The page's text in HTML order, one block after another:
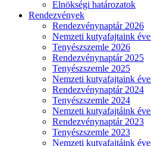
Elnökségi határozatok
Rendezvények
Rendezvénynaptár 2026
Nemzeti kutyafajtaink
Tenyészszemle 2026
Rendezvénynaptár 2025
Tenyészszemle 2025
Nemzeti kutyafajtaink
Rendezvénynaptár 2024
Tenyészszemle 2024
Nemzeti kutyafajtáink
Rendezvénynaptár 2023
Tenyészszemle 2023
Nemzeti kutyafajtáink